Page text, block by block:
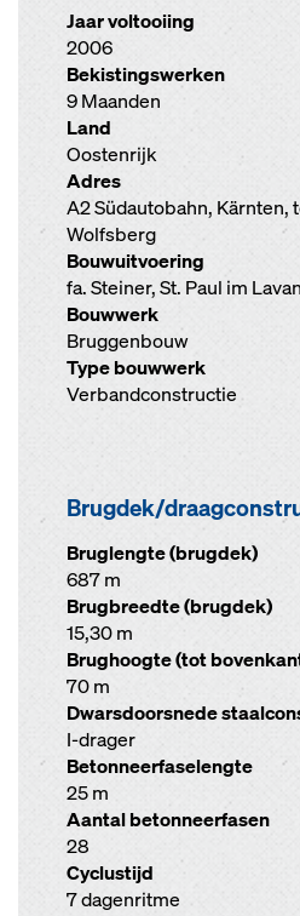
Jaar voltooiing
2006
Bekistingswerken
9 Maanden
Land
Oostenrijk
Adres
A2 Südautobahn, Kärnten,
Wolfsberg
Bouwuitvoering
fa. Steiner, St. Paul im
Bouwwerk
Bruggenbouw
Type bouwwerk
Verbandconstructie
Brugdek/
Bruglengte (brugdek)
687 m
Brugbreedte (brugdek)
15,30 m
Brughoogte (tot
70 m
Dwarsdoorsnede
I-drager
Betonneerfaselengte
25 m
Aantal betonneerfasen
28
Cyclustijd
7 dagenritme